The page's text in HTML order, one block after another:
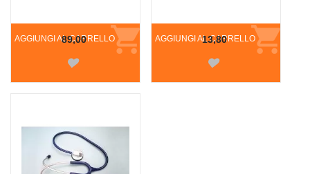
AGGIUNGI AL CARRELLO
89,00 AGGIUNGI AL CARRELLO
13,80